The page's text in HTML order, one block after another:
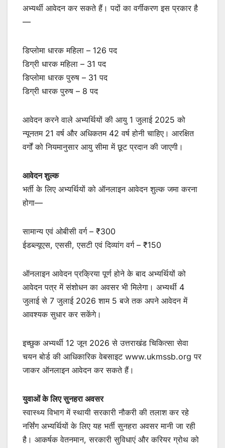
अभ्यर्थी आवेदन कर सकते हैं। पदों का वर्गीकरण इस प्रकार है
—
डिप्लोमा धारक महिला – 126 पद
डिग्री धारक महिला – 31 पद
डिप्लोमा धारक पुरुष – 31 पद
डिग्री धारक पुरुष – 8 पद
आवेदन करने वाले अभ्यर्थियों की आयु 1 जुलाई 2025 को
न्यूनतम 21 वर्ष और अधिकतम 42 वर्ष होनी चाहिए। आरक्षित
वर्गों को नियमानुसार आयु सीमा में छूट प्रदान की जाएगी।
आवेदन शुल्क
भर्ती के लिए अभ्यर्थियों को ऑनलाइन आवेदन शुल्क जमा करना
होगा—
सामान्य एवं ओबीसी वर्ग – ₹300
ईडब्ल्यूएस, एससी, एसटी एवं दिव्यांग वर्ग – ₹150
ऑनलाइन आवेदन प्रक्रिया पूर्ण होने के बाद अभ्यर्थियों को
आवेदन पत्र में संशोधन का अवसर भी मिलेगा। अभ्यर्थी 4
जुलाई से 7 जुलाई 2026 शाम 5 बजे तक अपने आवेदन में
आवश्यक सुधार कर सकेंगे।
इच्छुक अभ्यर्थी 12 जून 2026 से उत्तराखंड चिकित्सा सेवा
चयन बोर्ड की आधिकारिक वेबसाइट www.ukmssb.org पर
जाकर ऑनलाइन आवेदन कर सकते हैं।
युवाओं के लिए सुनहरा अवसर
स्वास्थ्य विभाग में स्थायी सरकारी नौकरी की तलाश कर रहे
नर्सिंग अभ्यर्थियों के लिए यह भर्ती सुनहरा अवसर मानी जा रही
है। आकर्षक वेतनमान, सरकारी सुविधाएं और करियर ग्रोथ को